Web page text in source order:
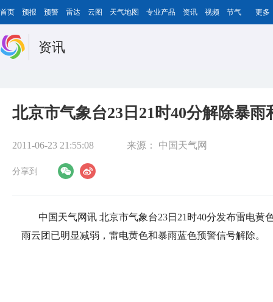
首页 预报 预警 雷达 云图 天气地图 专业产品 资讯 视频 节气 更多
资讯
北京市气象台23日21时40分解除暴雨
2011-06-23 21:55:08 来源： 中国天气网
分享到
中国天气网讯 北京市气象台23日21时40分发布雷电
雨云团已明显减弱，雷电黄色和暴雨蓝色预警信号解除。